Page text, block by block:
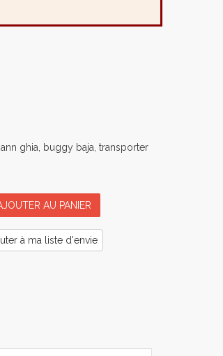
ghia, buggy baja, transporter
AU PANIER
à ma liste d'envie